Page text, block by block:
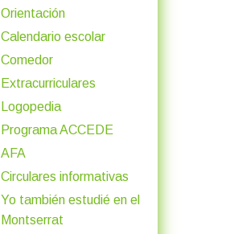
Orientación
Calendario escolar
Comedor
Extracurriculares
Logopedia
Programa ACCEDE
AFA
Circulares informativas
Yo también estudié en el
Montserrat